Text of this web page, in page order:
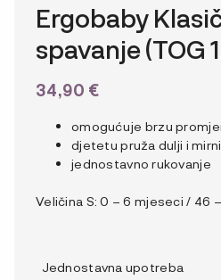
Ergobaby
spavanje (TOG
34,90 €
omogućuje brzu
djetetu pruža dulji i
jednostavno rukovanje
Veličina S: 0 – 6 mjeseci / 46
Jednostavna upotreba